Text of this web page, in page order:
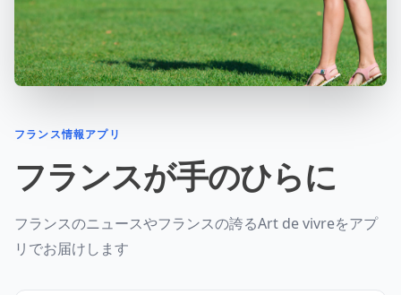
フランス情報アプリ
フランスが手のひらに
フランスのニュースやフランスの誇るArt de vivreをアプ
リでお届けします